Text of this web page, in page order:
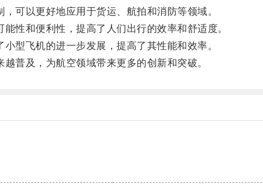
以更好地应用于货运、航拍和消防等领域。
和便利性，提高了人们出行的效率和舒适度。
飞机的进一步发展，提高了其性能和效率。
及，为航空领域带来更多的创新和突破。